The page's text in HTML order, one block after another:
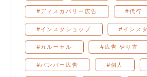
#ディスカバリー広告 #代行
#インスタショップ #インスタ
#カルーセル #広告 やり方
#バンパー広告 #個人